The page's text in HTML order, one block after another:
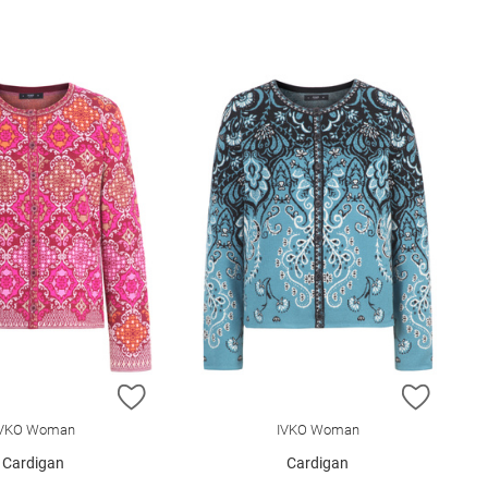
HINZUFÜGEN
Woman
Cardigan
ZUR
IVKO Woman
Cardigan